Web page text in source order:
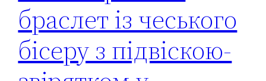
браслет із чеського
бісеру з підвіскою-